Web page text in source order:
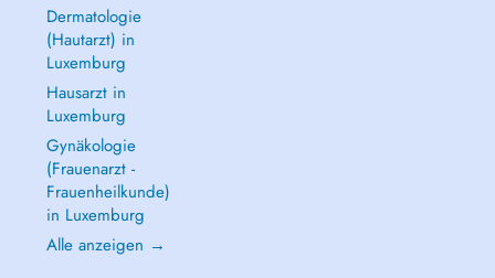
Dermatologie
(Hautarzt) in
Luxemburg
Hausarzt in
Luxemburg
Gynäkologie
(Frauenarzt -
Frauenheilkunde)
in Luxemburg
Alle anzeigen →